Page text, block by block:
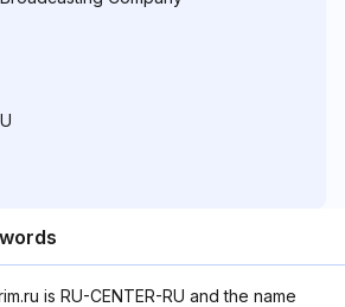
is RU-CENTER-RU and the name